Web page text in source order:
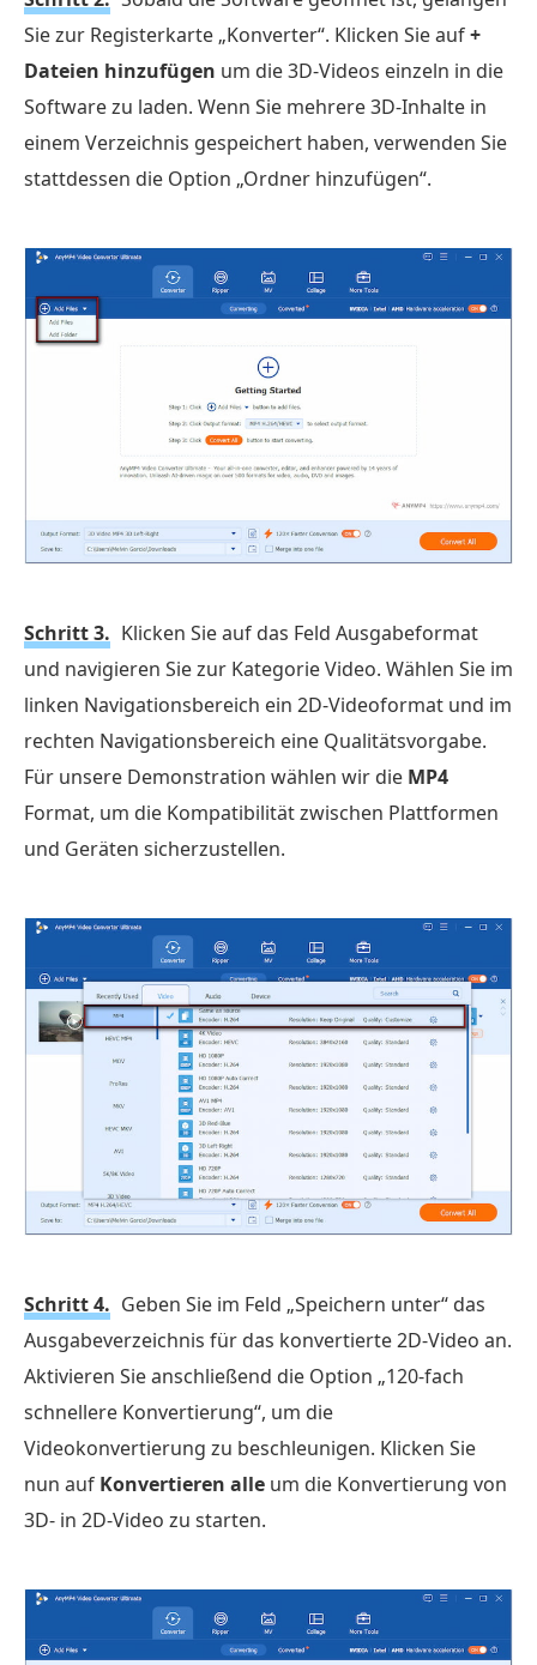
Sie zur Registerkarte „Konverter“. Klicken Sie auf+
Dateien hinzufügen um die 3D-Videos einzeln in die
Software zu laden. Wenn Sie mehrere 3D-Inhalte in
einem Verzeichnis gespeichert haben, verwenden Sie
stattdessen die Option „Ordner hinzufügen“.
Schritt 3. Klicken Sie auf das Feld Ausgabeformat
und navigieren Sie zur Kategorie Video. Wählen Sie im
linken Navigationsbereich ein 2D-Videoformat und im
rechten Navigationsbereich eine Qualitätsvorgabe.
Für unsere Demonstration wählen wir die MP4
Format, um die Kompatibilität zwischen Plattformen
und Geräten sicherzustellen.
Schritt 4. Geben Sie im Feld „Speichern unter“ das
Ausgabeverzeichnis für das konvertierte 2D-Video an.
Aktivieren Sie anschließend die Option „120-fach
schnellere Konvertierung“, um die
Videokonvertierung zu beschleunigen. Klicken Sie
nun auf Konvertieren alle um die Konvertierung von
3D- in 2D-Video zu starten.